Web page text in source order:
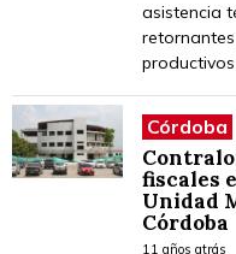
asistencia
Córdoba
fiscales
Unidad
Córdoba
11 años atrás